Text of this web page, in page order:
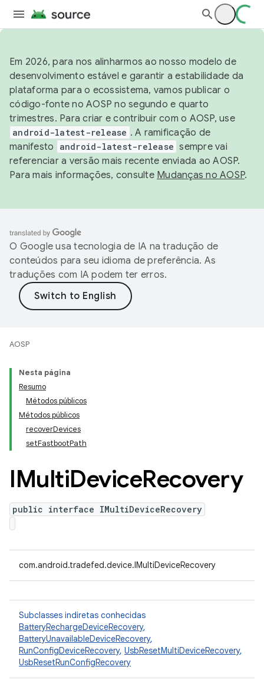
Em 2026, para nos alinharmos ao nosso modelo de
desenvolvimento estável e garantir a estabilidade da
plataforma para o ecossistema, vamos publicar o
código-fonte no AOSP no segundo e quarto
trimestres. Para criar e contribuir com o AOSP, use
android-latest-release . A ramificação de
manifesto
android-latest-release sempre vai
referenciar a versão mais recente enviada ao AOSP.
Para mais informações, consulte Mudanças no AOSP.
O Google usa tecnologia de IA na tradução de
conteúdos para seu idioma de preferência. As
traduções com IA podem ter erros.
AOSP
Nesta página
Resumo
Métodos públicos
Métodos públicos
recoverDevices
setFastbootPath
IMultiDeviceRecovery
public interface IMultiDeviceRecovery
com.android.tradefed.device.IMultiDeviceRecovery
Subclasses indiretas conhecidas
BatteryRechargeDeviceRecovery,
BatteryUnavailableDeviceRecovery,
RunConfigDeviceRecovery, UsbResetMultiDeviceRecovery,
UsbResetRunConfigRecovery